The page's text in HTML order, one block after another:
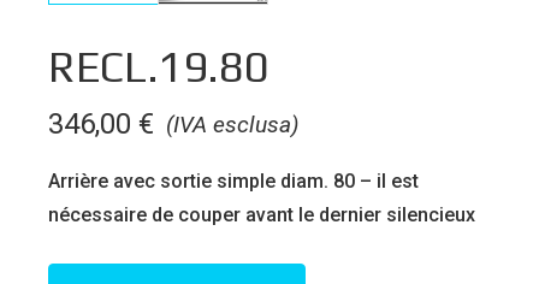
RECL.19.80
(IVA esclusa)
346,00 €
Arrière avec sortie simple diam. 80 – il est
nécessaire de couper avant le dernier silencieux